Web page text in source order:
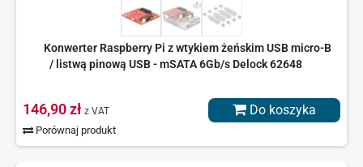
Konwerter Raspberry Pi z wtykiem żeńskim USB micro-B
/ listwą pinową USB - mSATA 6Gb/s Delock 62648
146,90 zł z VAT
Porównaj produkt
Do koszyka